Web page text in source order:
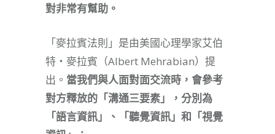
對非常有幫助。
「麥拉賓法則」是由美國心理學家艾伯
特‧麥拉賓（Albert Mehrabian）提
出。 當我們與人面對面交流時，會參考
對方釋放的「溝通三要素」，分別為
「語言資訊」、「聽覺資訊」和「視覺